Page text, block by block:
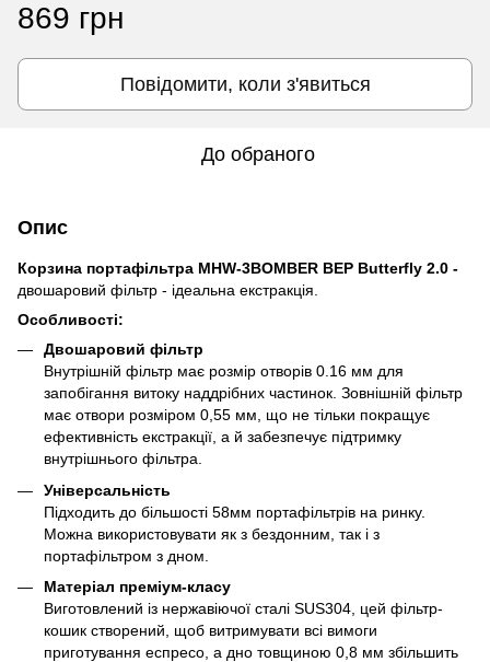
869 грн
Повідомити, коли з'явиться
До обраного
Опис
Корзина портафільтра MHW-3BOMBER BEP Butterfly 2.0 -
двошаровий фільтр - ідеальна екстракція.
Особливості:
Двошаровий фільтр
Внутрішній фільтр має розмір отворів 0.16 мм для
запобігання витоку наддрібних частинок. Зовнішній фільтр
має отвори розміром 0,55 мм, що не тільки покращує
ефективність екстракції, а й забезпечує підтримку
внутрішнього фільтра.
Універсальність
Підходить до більшості 58мм портафільтрів на ринку.
Можна використовувати як з бездонним, так і з
портафільтром з дном.
Матеріал преміум-класу
Виготовлений із нержавіючої сталі SUS304, цей фільтр-
кошик створений, щоб витримувати всі вимоги
приготування еспресо, а дно товщиною 0,8 мм збільшить